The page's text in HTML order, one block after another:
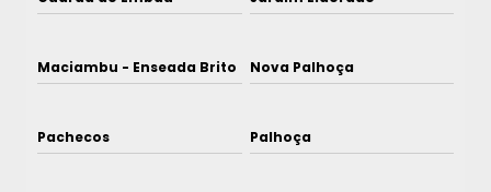
Maciambu - Enseada Brito Nova Palhoça
Pachecos Palhoça